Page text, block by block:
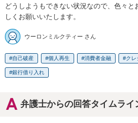
どうしようもできない状況なので、色々と
しくお願いいたします。
ウーロンミルクティー さん
自己破産 個人再生 消費者金融 クレ
銀行借り入れ
弁護士からの回答タイムライ